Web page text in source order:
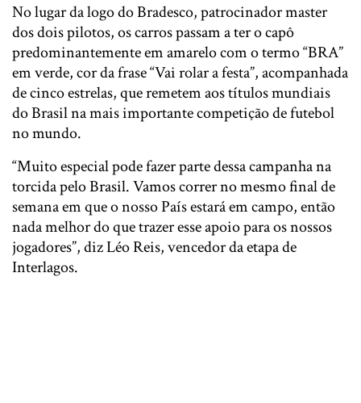
No lugar da logo do Bradesco, patrocinador master
dos dois pilotos, os carros passam a ter o capô
predominantemente em amarelo com o termo “BRA”
em verde, cor da frase “Vai rolar a festa”, acompanhada
de cinco estrelas, que remetem aos títulos mundiais
do Brasil na mais importante competição de futebol
no mundo.
“Muito especial pode fazer parte dessa campanha na
torcida pelo Brasil. Vamos correr no mesmo final de
semana em que o nosso País estará em campo, então
nada melhor do que trazer esse apoio para os nossos
jogadores”, diz Léo Reis, vencedor da etapa de
Interlagos.